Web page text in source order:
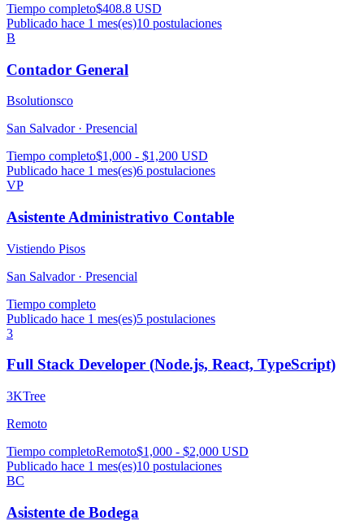
Tiempo completo$408.8 USD
Publicado hace 1 mes(es)10 postulaciones
B
Contador General
Bsolutionsco
San Salvador · Presencial
Tiempo completo$1,000 - $1,200 USD
Publicado hace 1 mes(es)6 postulaciones
VP
Asistente Administrativo Contable
Vistiendo Pisos
San Salvador · Presencial
Tiempo completo
Publicado hace 1 mes(es)5 postulaciones
3
Full Stack Developer (Node.js, React, TypeScript)
3KTree
Remoto
Tiempo completoRemoto$1,000 - $2,000 USD
Publicado hace 1 mes(es)10 postulaciones
BC
Asistente de Bodega